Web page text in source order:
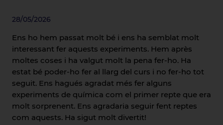
28/05/2026
Ens ho hem passat molt bé i ens ha semblat molt
interessant fer aquests experiments. Hem après
moltes coses i ha valgut molt la pena fer-ho. Ha
estat bé poder-ho fer al llarg del curs i no fer-ho tot
seguit. Ens hagués agradat més fer alguns
experiments de química com el primer repte que era
molt sorprenent. Ens agradaria seguir fent reptes
com aquests. Ha sigut molt divertit!